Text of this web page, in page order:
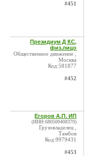
#451
Президиум Д КС,
физ.лицо
Общественное движение ,
Москва
Код:581877
#452
Егоров А.П. ИП
(ИНН:680500408370)
Грузовладелец ,
Тамбов
Код:9979431
#453